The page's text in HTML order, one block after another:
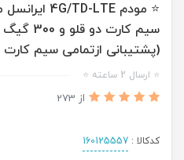
سیم
(پشتیبانی ازتمامی سیم کارت
⭐ ارسال 2 ساعته ⭐
از 273
کدکالا : 160125557